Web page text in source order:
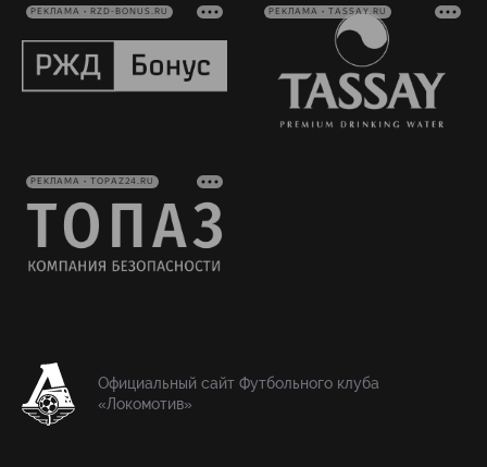
РЕКЛАМА • RZD-BONUS.RU РЕКЛАМА • TASSAY.RU
РЕКЛАМА • TOPAZ24.RU
Официальный сайт Футбольного клуба
«Локомотив»